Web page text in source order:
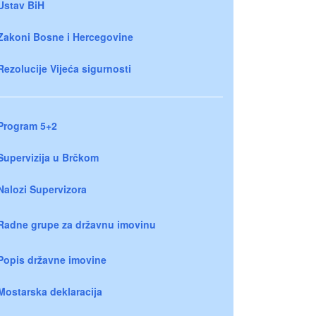
BiH
Bosne i Hercegovine
Vijeća sigurnosti
5+2
u Brčkom
Supervizora
grupe za državnu imovinu
državne imovine
deklaracija